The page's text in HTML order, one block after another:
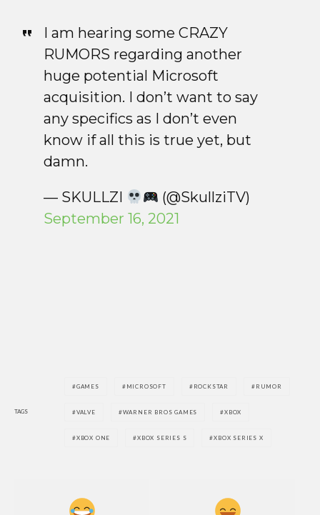
I am hearing some CRAZY
RUMORS regarding another
huge potential Microsoft
acquisition. I don’t want to say
any specifics as I don’t even
know if all this is true yet, but
damn.
— SKULLZI
(@SkullziTV)
September 16, 2021
TAGS
GAMES MICROSOFT ROCKSTAR RUMOR
VALVE WARNER BROS GAMES XBOX
XBOX ONE XBOX SERIES S XBOX SERIES X